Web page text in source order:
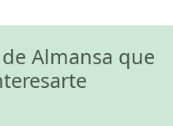
Almansa que